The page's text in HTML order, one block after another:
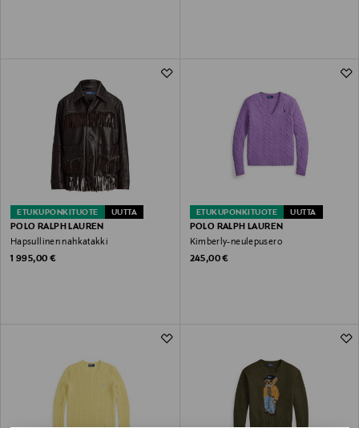
ETUKUPONKITUOTE UUTTA
POLO RALPH LAUREN
Hapsullinen nahkatakki
Original Price
1 995,00 €
ETUKUPONKITUOTE UUTTA
POLO RALPH LAUREN
Kimberly-neulepusero
Original Price
245,00 €